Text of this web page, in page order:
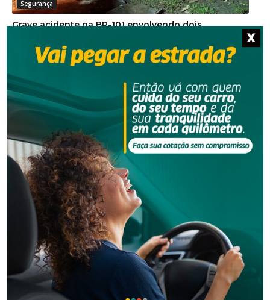
Segurança
Grave acidente na BR-101 envolvendo dois
Segurança
Corpo de homem é encontrado em rio
X